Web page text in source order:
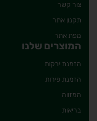
צור קשר
תקנון אתר
מפת אתר
המוצרים שלנו
הזמנת ירקות
הזמנת פירות
המזווה
בריאות